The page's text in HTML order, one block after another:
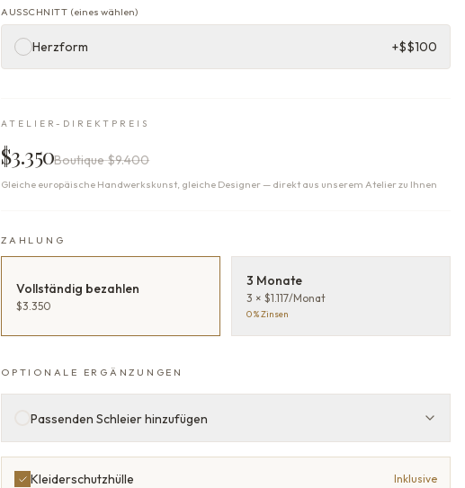
AUSSCHNITT (eines wählen)
Herzform +$$100
ATELIER-DIREKTPREIS
$3.350Boutique$9.400
Gleiche europäische Handwerkskunst, gleiche Designer — direkt aus unserem Atelier zu Ihnen
ZAHLUNG
Vollständig bezahlen
$3.350
3 Monate
3 × $1.117/Monat
0 % Zinsen
OPTIONALE ERGÄNZUNGEN
Passenden Schleier hinzufügen
Kleiderschutzhülle Inklusive